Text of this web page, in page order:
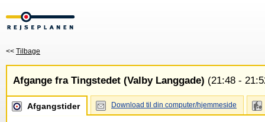
<< Tilbage
Afgange fra Tingstedet (Valby Langgade) (21:48 -
Afgangstider Download til din computer/hjemmeside